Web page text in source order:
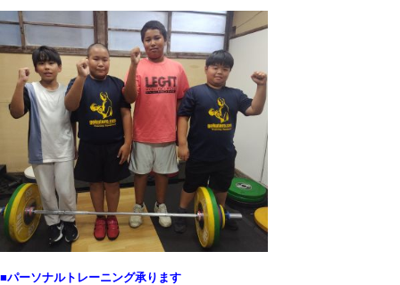
■パーソナルトレーニング承ります